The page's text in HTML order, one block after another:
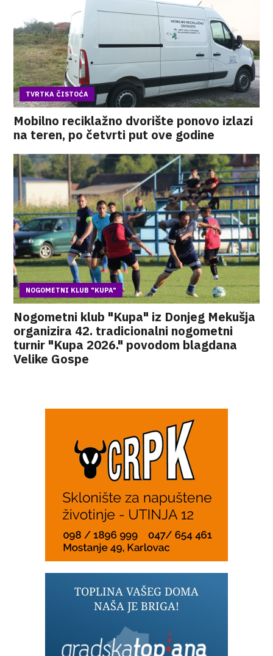
TVRTKA ČISTOĆA
Mobilno reciklažno dvorište ponovo izlazi
na teren, po četvrti put ove godine
NOGOMETNI KLUB "KUPA"
Nogometni klub "Kupa" iz Donjeg Mekušja
organizira 42. tradicionalni nogometni
turnir "Kupa 2026." povodom blagdana
Velike Gospe